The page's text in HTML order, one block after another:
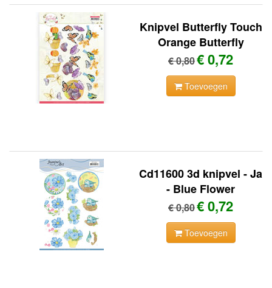
Knipvel Butterfly Touch
Orange Butterfly
€ 0,80€ 0,72
Toevoegen
Cd11600 3d knipvel - Ja
- Blue Flower
€ 0,80€ 0,72
Toevoegen